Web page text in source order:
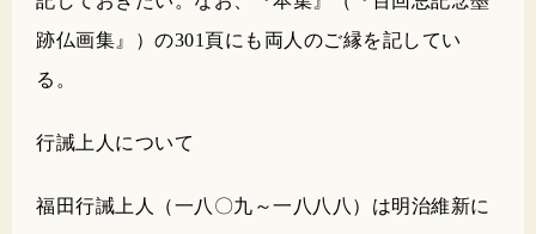
跡仏画集』）の301頁にも両人のご縁を記してい
る。
行誡上人について
福田行誡上人（一八〇九～一八八八）は明治維新に